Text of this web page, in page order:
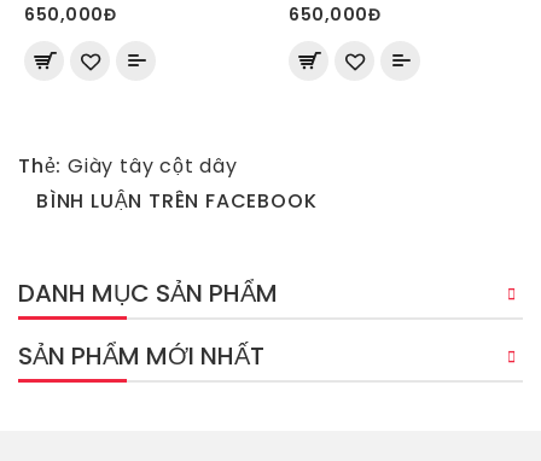
650,000Đ 650,000Đ
Thẻ: Giày tây cột dây
BÌNH LUẬN TRÊN FACEBOOK
DANH MỤC SẢN PHẨM
SẢN PHẨM MỚI NHẤT